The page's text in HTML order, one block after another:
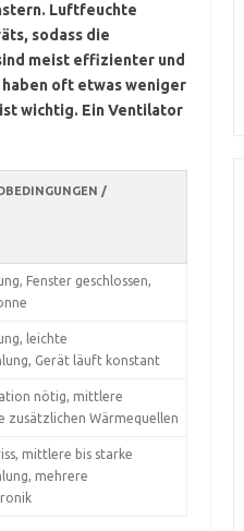
Luftfeuchte
sodass die
meist effizienter und
oft etwas weniger
wichtig. Ein Ventilator
/
Fenster geschlossen,
leichte
Gerät läuft konstant
nötig, mittlere
zusätzlichen Wärmequellen
mittlere bis starke
mehrere